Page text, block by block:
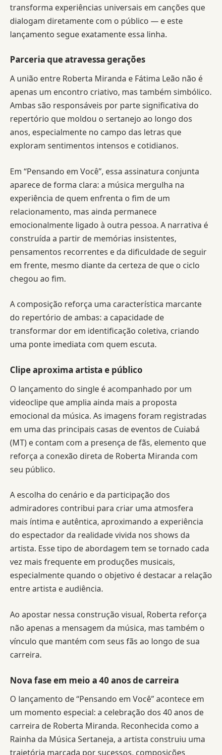
transforma experiências universais em canções que
dialogam diretamente com o público — e este
lançamento segue exatamente essa linha.
Parceria que atravessa gerações
A união entre Roberta Miranda e Fátima Leão não é
apenas um encontro criativo, mas também simbólico.
Ambas são responsáveis por parte significativa do
repertório que moldou o sertanejo ao longo dos
anos, especialmente no campo das letras que
exploram sentimentos intensos e cotidianos.
Em “Pensando em Você”, essa assinatura conjunta
aparece de forma clara: a música mergulha na
experiência de quem enfrenta o fim de um
relacionamento, mas ainda permanece
emocionalmente ligado à outra pessoa. A narrativa é
construída a partir de memórias insistentes,
pensamentos recorrentes e da dificuldade de seguir
em frente, mesmo diante da certeza de que o ciclo
chegou ao fim.
A composição reforça uma característica marcante
do repertório de ambas: a capacidade de
transformar dor em identificação coletiva, criando
uma ponte imediata com quem escuta.
Clipe aproxima artista e público
O lançamento do single é acompanhado por um
videoclipe que amplia ainda mais a proposta
emocional da música. As imagens foram registradas
em uma das principais casas de eventos de Cuiabá
(MT) e contam com a presença de fãs, elemento que
reforça a conexão direta de Roberta Miranda com
seu público.
A escolha do cenário e da participação dos
admiradores contribui para criar uma atmosfera
mais íntima e autêntica, aproximando a experiência
do espectador da realidade vivida nos shows da
artista. Esse tipo de abordagem tem se tornado cada
vez mais frequente em produções musicais,
especialmente quando o objetivo é destacar a relação
entre artista e audiência.
Ao apostar nessa construção visual, Roberta reforça
não apenas a mensagem da música, mas também o
vínculo que mantém com seus fãs ao longo de sua
carreira.
Nova fase em meio a 40 anos de carreira
O lançamento de “Pensando em Você” acontece em
um momento especial: a celebração dos 40 anos de
carreira de Roberta Miranda. Reconhecida como a
Rainha da Música Sertaneja, a artista construiu uma
trajetória marcada por sucessos, composições